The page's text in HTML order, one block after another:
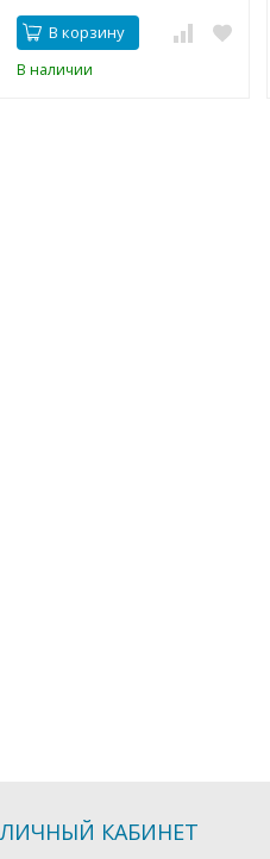
В корзину
В наличии
ЛИЧНЫЙ КАБИНЕТ